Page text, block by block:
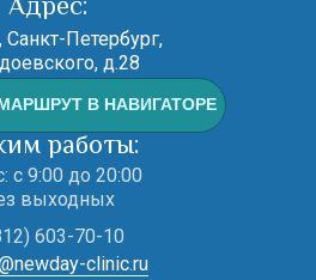
Санкт-Петербург,
д.28
603-70-10
с 9:00 до 20:00
выходных
clinic.ru
работы:
В НАВИГАТОРЕ